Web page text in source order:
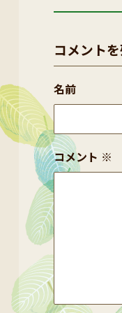
コメント
コメント ※
名前